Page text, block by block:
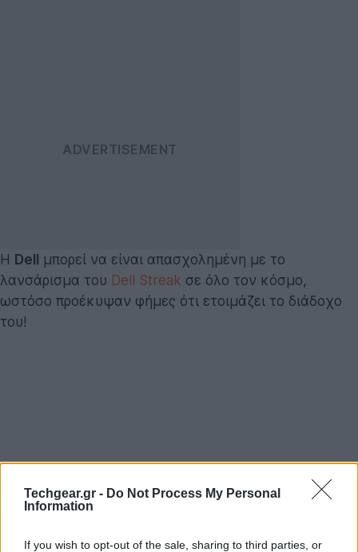
Techgear.gr - Do Not Process My Personal
Information
If you wish to opt-out of the sale, sharing to third parties, or
Η Dell μπορεί να είναι απασχολημένη με το
λανσάρισμα του Dell Streak σε όλο τον κόσμο,
ωστόσο προέκυψαν φήμες ότι ετοιμάζει το διάδοχο
του!